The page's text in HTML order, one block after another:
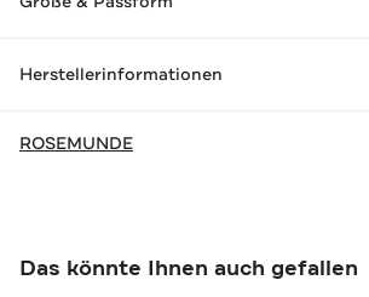
Herstellerinformationen
ROSEMUNDE
Das könnte Ihnen auch gefallen